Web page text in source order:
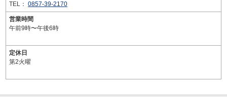
TEL： 0857-39-2170
営業時間
午前9時〜午後6時
定休日
第2火曜